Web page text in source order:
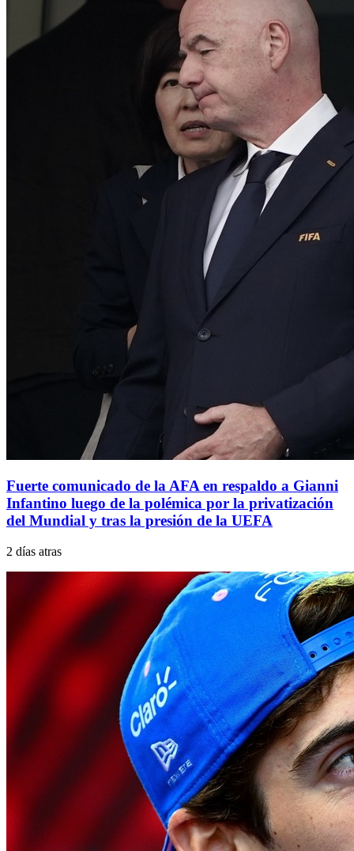
Fuerte comunicado de la AFA en respaldo a Gianni
Infantino luego de la polémica por la privatización
del Mundial y tras la presión de la UEFA
2 días atras